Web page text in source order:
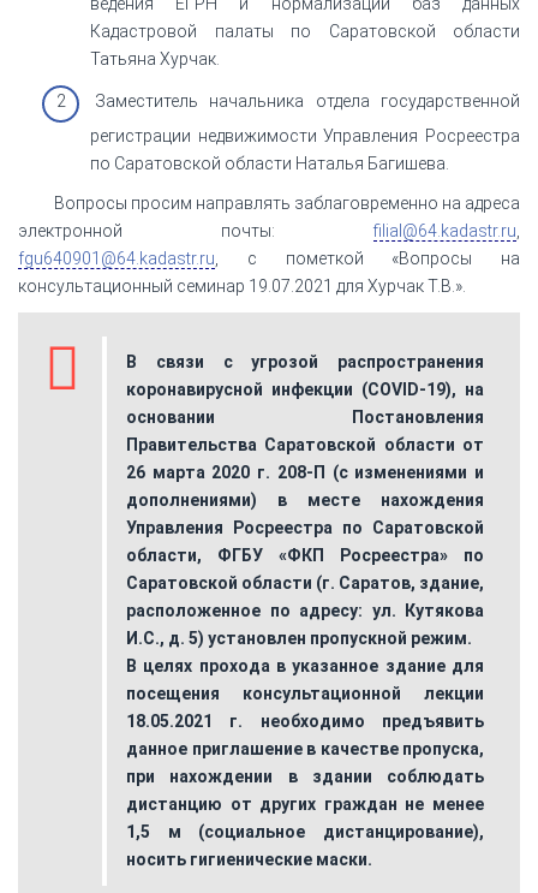
Кадастровой палаты по Саратовской области
Татьяна Хурчак.
Заместитель начальника отдела государственной
регистрации недвижимости Управления Росреестра
по Саратовской области Наталья Багишева.
Вопросы просим направлять заблаговременно на адреса
электронной почты: filial@64.kadastr.ru
fgu640901@64.kadastr.ru , с пометкой «Вопросы на
консультационный семинар 19.07.2021 для Хурчак Т.В.».
В связи с угрозой распространения
коронавирусной инфекции (COVID-19), на
основании Постановления
Правительства Саратовской области от
26 марта 2020 г. 208-П (с изменениями и
дополнениями) в месте нахождения
Управления Росреестра по Саратовской
области, ФГБУ «ФКП Росреестра» по
Саратовской области (г. Саратов, здание,
расположенное по адресу: ул. Кутякова
И.С., д. 5) установлен пропускной режим.
В целях прохода в указанное здание для
посещения консультационной лекции
18.05.2021 г. необходимо предъявить
данное приглашение в качестве пропуска,
при нахождении в здании соблюдать
дистанцию от других граждан не менее
1,5 м (социальное дистанцирование),
носить гигиенические маски.